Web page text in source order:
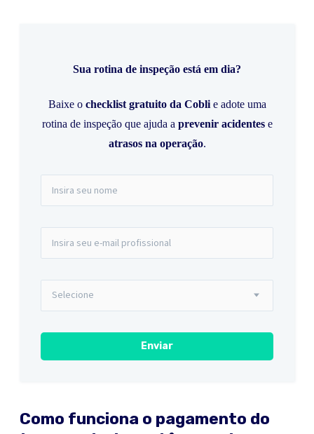
Sua rotina de inspeção está em dia?
Baixe o checklist gratuito da Cobli e adote uma
rotina de inspeção que ajuda a prevenir acidentese
atrasos na operação.
Como funciona o pagamento do